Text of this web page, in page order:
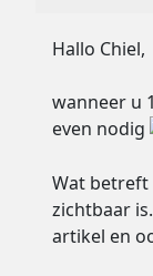
Hallo Chiel,
wanneer u
even nodig
Wat betreft
zichtbaar
artikel en